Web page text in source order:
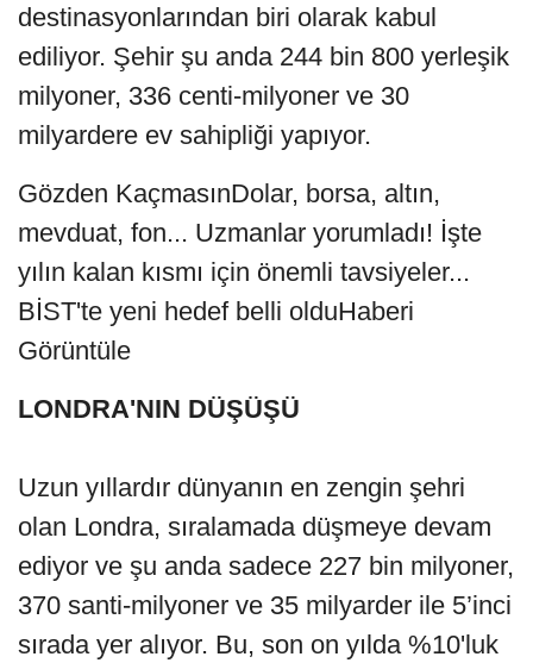
destinasyonlarından biri olarak kabul
ediliyor. Şehir şu anda 244 bin 800 yerleşik
milyoner, 336 centi-milyoner ve 30
milyardere ev sahipliği yapıyor.
Gözden KaçmasınDolar, borsa, altın,
mevduat, fon... Uzmanlar yorumladı! İşte
yılın kalan kısmı için önemli tavsiyeler...
BİST'te yeni hedef belli olduHaberi
Görüntüle
LONDRA'NIN DÜŞÜŞÜ
Uzun yıllardır dünyanın en zengin şehri
olan Londra, sıralamada düşmeye devam
ediyor ve şu anda sadece 227 bin milyoner,
370 santi-milyoner ve 35 milyarder ile 5’inci
sırada yer alıyor. Bu, son on yılda %10'luk